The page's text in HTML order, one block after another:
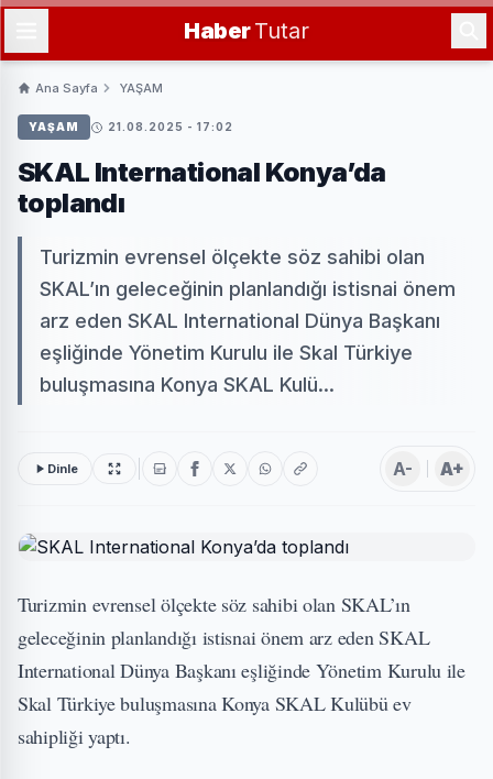
HaberTutar
Ana Sayfa YAŞAM
YAŞAM 21.08.2025 - 17:02
SKAL International Konya’da
toplandı
Turizmin evrensel ölçekte söz sahibi olan
SKAL’ın geleceğinin planlandığı istisnai önem
arz eden SKAL International Dünya Başkanı
eşliğinde Yönetim Kurulu ile Skal Türkiye
buluşmasına Konya SKAL Kulü...
Dinle A- A+
Turizmin evrensel ölçekte söz sahibi olan SKAL’ın
geleceğinin planlandığı istisnai önem arz eden SKAL
International Dünya Başkanı eşliğinde Yönetim Kurulu ile
Skal Türkiye buluşmasına Konya SKAL Kulübü ev
sahipliği yaptı.